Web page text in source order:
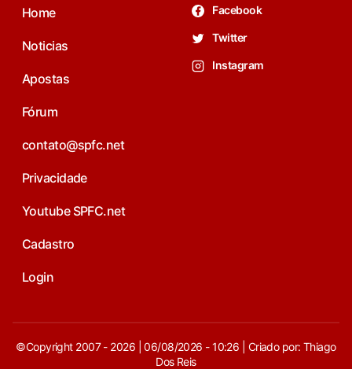
Home
Noticias
Apostas
Fórum
contato@spfc.net
Privacidade
Youtube SPFC.net
Cadastro
Login
Facebook
Twitter
Instagram
©Copyright 2007 - 2026 | 06/08/2026 - 10:26 | Criado por: Thiago
Dos Reis